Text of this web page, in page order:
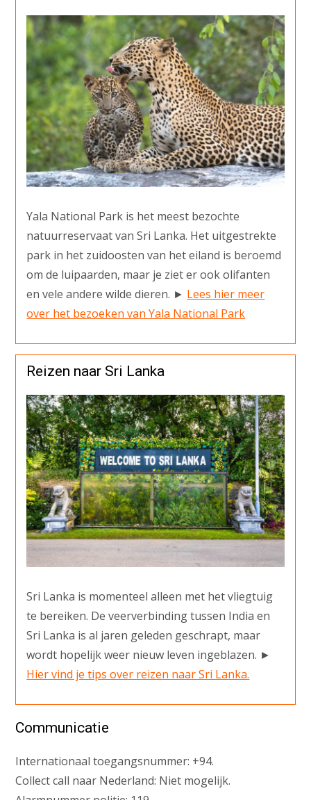
Yala National Park is het meest bezochte
natuurreservaat van Sri Lanka. Het uitgestrekte
park in het zuidoosten van het eiland is beroemd
om de luipaarden, maar je ziet er ook olifanten
en vele andere wilde dieren. ► Lees hier meer
over het bezoeken van Yala National Park
Reizen naar Sri Lanka
Sri Lanka is momenteel alleen met het vliegtuig
te bereiken. De veerverbinding tussen India en
Sri Lanka is al jaren geleden geschrapt, maar
wordt hopelijk weer nieuw leven ingeblazen. ►
Hier vind je tips over reizen naar Sri Lanka.
Communicatie
Internationaal toegangsnummer: +94.
Collect call naar Nederland: Niet mogelijk.